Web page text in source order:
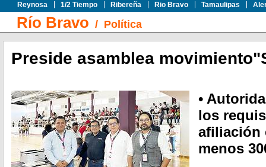
Reynosa
1/2 Tiempo Ribereña Rio Bravo Tamaulipas
Río Bravo / Política
Preside asamblea
•
los
afiliación
menos